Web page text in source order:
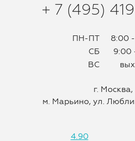
+ 7 (495)
ПН-ПТ
8:00
СБ
9:00
ВС
г. Москва,
м. Марьино, ул.
4.90